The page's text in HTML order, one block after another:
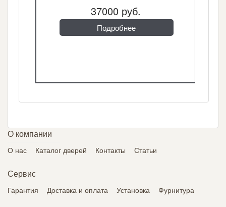
37000 руб.
Подробнее
О компании
О нас Каталог дверей Контакты Статьи
Сервис
Гарантия Доставка и оплата Установка Фурнитура